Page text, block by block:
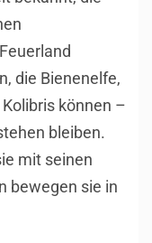
die Bienenelfe,
Kolibris können –
bleiben.
mit seinen
bewegen sie in